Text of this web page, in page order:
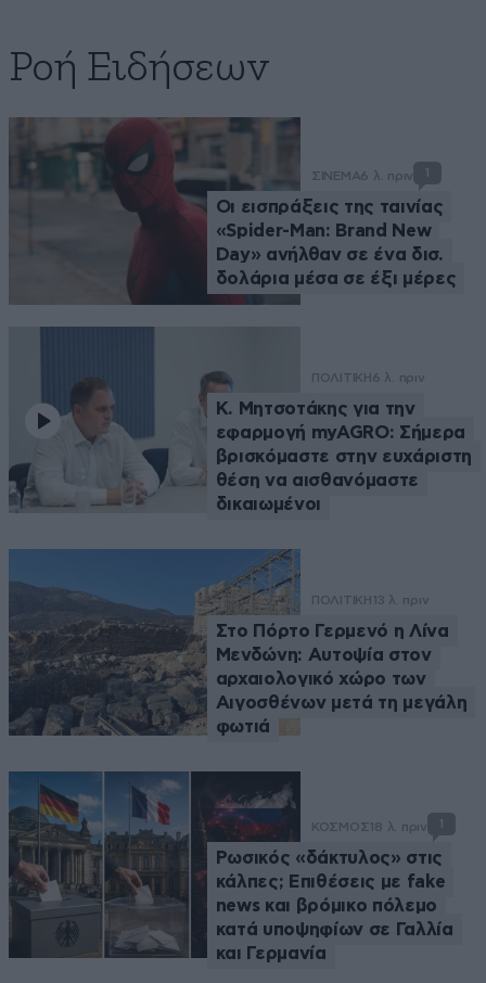
Ροή Ειδήσεων
ΣΙΝΕΜΑ6 λ. πριν 1
Οι εισπράξεις της ταινίας
«Spider-Man: Brand New
Day» ανήλθαν σε ένα δισ.
δολάρια μέσα σε έξι μέρες
ΠΟΛΙΤΙΚΗ6 λ. πριν
Κ. Μητσοτάκης για την
εφαρμογή myAGRO: Σήμερα
βρισκόμαστε στην ευχάριστη
θέση να αισθανόμαστε
δικαιωμένοι
ΠΟΛΙΤΙΚΗ 13 λ. πριν
Στο Πόρτο Γερμενό η Λίνα
Μενδώνη: Αυτοψία στον
αρχαιολογικό χώρο των
Αιγοσθένων μετά τη μεγάλη
φωτιά
ΚΟΣΜΟΣ 18 λ. πριν 1
Ρωσικός «δάκτυλος» στις
κάλπες; Επιθέσεις με fake
news και βρόμικο πόλεμο
κατά υποψηφίων σε Γαλλία
και Γερμανία